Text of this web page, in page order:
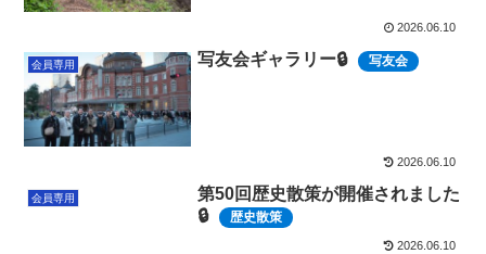
2026.06.10
会員専用 写友会ギャラリー🔒 写友会
2026.06.10
会員専用
第50回歴史散策が開催されました
🔒
歴史散策
2026.06.10